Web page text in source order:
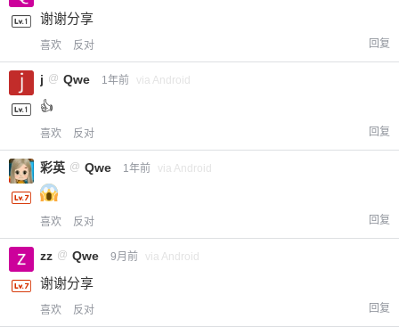
谢谢分享
喜欢 反对 回复
j @ Qwe 1年前 via Android
👍
喜欢 反对 回复
彩英 @ Qwe 1年前 via Android
喜欢 反对 回复
zz @ Qwe 9月前 via Android
谢谢分享
喜欢 反对 回复